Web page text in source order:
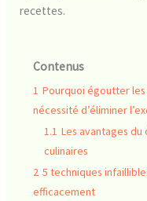
recettes.
Contenus
1 Pourquoi égoutter
nécessité d’éliminer
1.1 Les avantages
culinaires
2 5 techniques
efficacement